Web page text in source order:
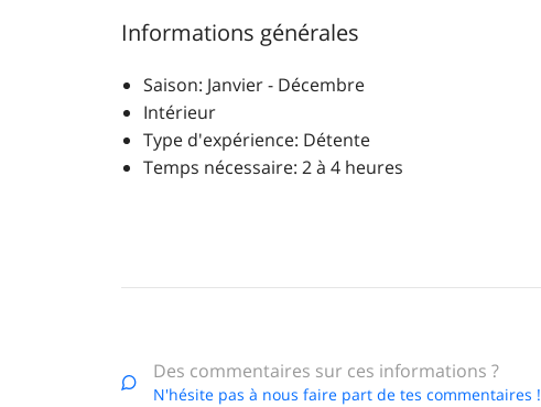
Informations générales
Saison: Janvier - Décembre
Intérieur
Type d'expérience: Détente
Temps nécessaire: 2 à 4 heures
Des commentaires sur ces informations ?
N'hésite pas à nous faire part de tes commentaires !